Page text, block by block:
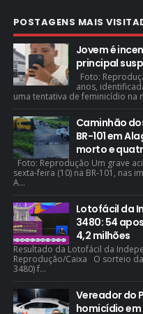
POSTAGENS MAIS
Jovem é
principal
Foto:
anos,
uma tentativa de feminicídio na
Caminhão
BR-101 em
morto e
Foto: Reprodução Um grave
sexta-feira (10) na BR-101, nas
A...
Lotofácil da
3480: 54
4,2 milhões
Resultado da Lotofácil da
Reprodução/Caixa O sorteio
3480) f...
Vereador do
homicídio